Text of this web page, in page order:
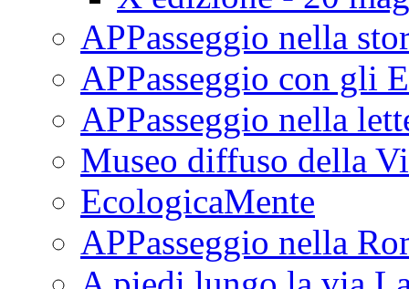
APPasseggio nella
APPasseggio con gli
APPasseggio nella
Museo diffuso della
EcologicaMente
APPasseggio nella